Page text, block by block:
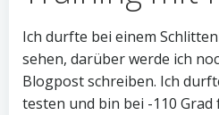
Ich durfte bei einem
sehen, darüber werde ich
Blogpost schreiben. Ich
testen und bin bei -110